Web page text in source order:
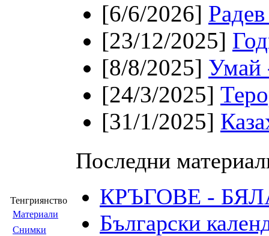
Тенгриянство
Материали
Снимки
[6/6/2026]
[23/12/2025]
[8/8/2025] Умай
[24/3/2025]
[31/1/2025]
Последни
КРЪГОВЕ -
Български